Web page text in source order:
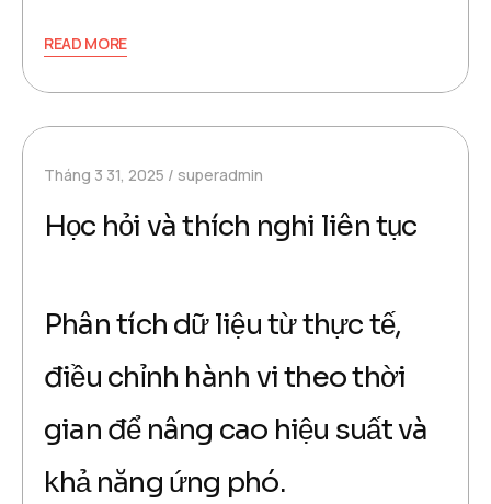
READ MORE
Tháng 3 31, 2025 superadmin
Học hỏi và thích nghi liên tục
Phân tích dữ liệu từ thực tế,
điều chỉnh hành vi theo thời
gian để nâng cao hiệu suất và
khả năng ứng phó.